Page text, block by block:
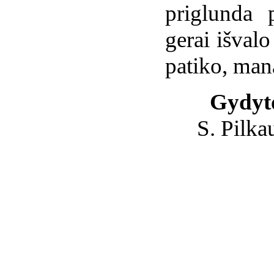
priglunda
gerai
patiko,
S.